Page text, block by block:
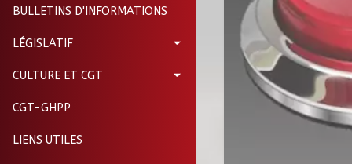
BULLETINS D'INFORMATIONS
LÉGISLATIF
CULTURE ET CGT
CGT-GHPP
LIENS UTILES